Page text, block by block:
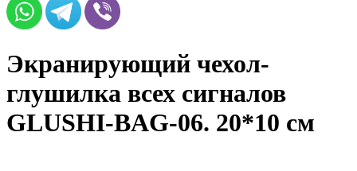
Экранирующий чехол-
глушилка всех сигналов
GLUSHI-BAG-06. 20*10 см